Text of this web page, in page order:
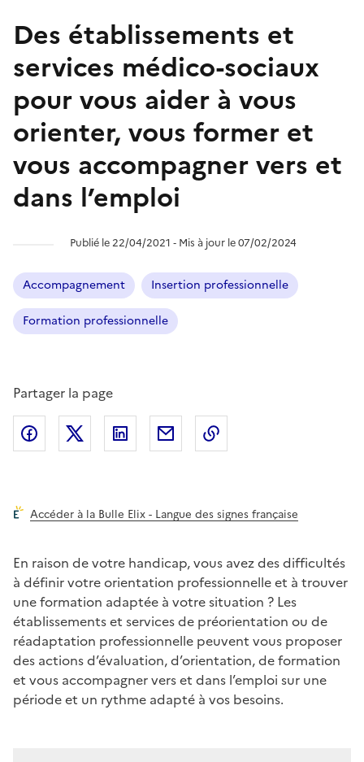
Des établissements et
services médico-sociaux
pour vous aider à vous
orienter, vous former et
vous accompagner vers et
dans l’emploi
Publié le 22/04/2021 ‐ Mis à jour le 07/02/2024
Accompagnement Insertion professionnelle
Formation professionnelle
Partager la page
Partager l'article surFacebook
Partager l'article sur X (anciennement
Partager l'article sur
Partager l'article par courriel
Accéder à la Bulle Elix - Langue des signes française
En raison de votre handicap, vous avez des difficultés
à définir votre orientation professionnelle et à trouver
une formation adaptée à votre situation ? Les
établissements et services de préorientation ou de
réadaptation professionnelle peuvent vous proposer
des actions d’évaluation, d’orientation, de formation
et vous accompagner vers et dans l’emploi sur une
période et un rythme adapté à vos besoins.